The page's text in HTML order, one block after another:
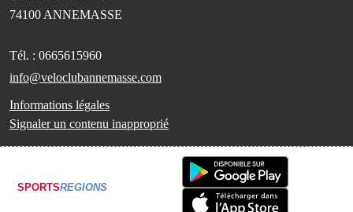
74100ANNEMASSE
Tél. : 0665615960
info@veloclubannemasse.com
Informations légales
Signaler un contenu inapproprié
SPORTSREGIONS